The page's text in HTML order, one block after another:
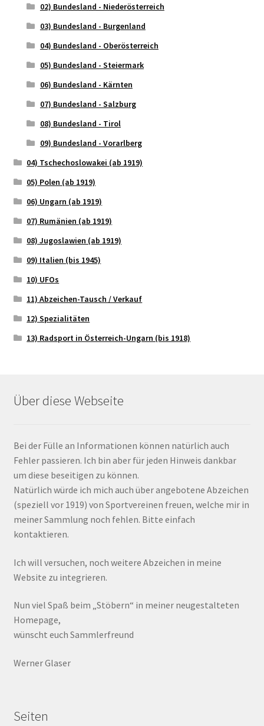
02) Bundesland - Niederösterreich
03) Bundesland - Burgenland
04) Bundesland - Oberösterreich
05) Bundesland - Steiermark
06) Bundesland - Kärnten
07) Bundesland - Salzburg
08) Bundesland - Tirol
09) Bundesland - Vorarlberg
04) Tschechoslowakei (ab 1919)
05) Polen (ab 1919)
06) Ungarn (ab 1919)
07) Rumänien (ab 1919)
08) Jugoslawien (ab 1919)
09) Italien (bis 1945)
10) UFOs
11) Abzeichen-Tausch / Verkauf
12) Spezialitäten
13) Radsport in Österreich-Ungarn (bis 1918)
Über diese Webseite
Bei der Fülle an Informationen können natürlich auch
Fehler passieren. Ich bin aber für jeden Hinweis dankbar
um diese beseitigen zu können.
Natürlich würde ich mich auch über angebotene Abzeichen
(speziell vor 1919) von Sportvereinen freuen, welche mir in
meiner Sammlung noch fehlen. Bitte einfach
kontaktieren.
Ich will versuchen, noch weitere Abzeichen in meine
Website zu integrieren.
Nun viel Spaß beim „Stöbern“ in meiner neugestalteten
Homepage,
wünscht euch Sammlerfreund
Werner Glaser
Seiten